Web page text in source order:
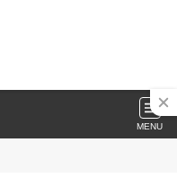
MENU